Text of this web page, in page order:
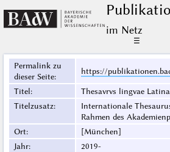
im Netz
☰
Permalink zu
dieser Seite:
https://
Titel:
Thesavrvs lingvae
Titelzusatz:
Internationale
Rahmen des
Ort:
[München]
Jahr:
2019-